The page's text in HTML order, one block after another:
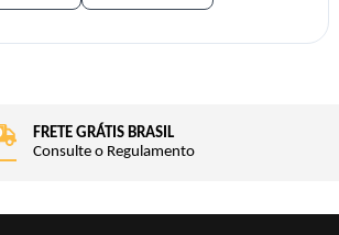
FRETE GRÁTIS BRASIL
Consulte o Regulamento